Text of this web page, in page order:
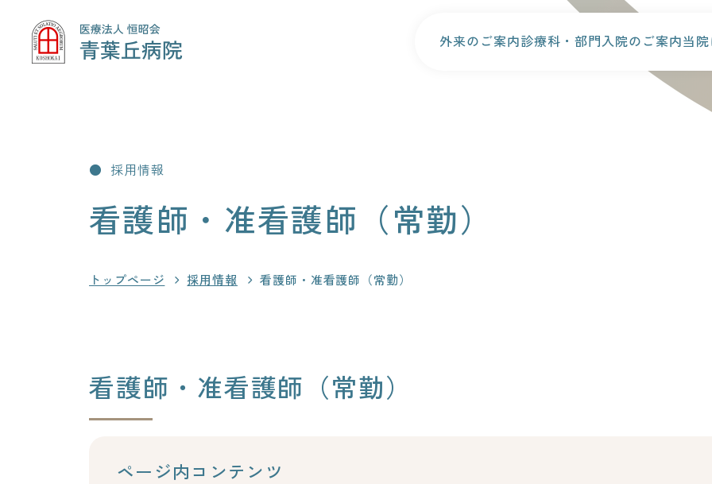
外来のご案内診療科・部門入院のご案内当
採用情報
看護師・准看護師（常勤）
トップページ 採用情報 看護師・准看護師（常勤）
看護師・准看護師（常勤）
ページ内コンテンツ